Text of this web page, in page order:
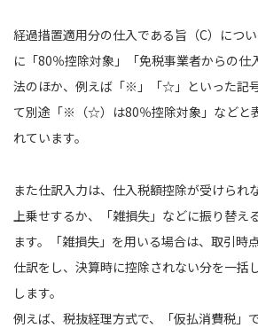
経過措置適用分の仕入である旨（C）につ
に「80％控除対象」「免税事業者からの仕
法のほか、例えば「※」「☆」といった記
て別途「※（☆）は80％控除対象」などと
れています。
また仕訳入力は、仕入税額控除が受けられ
上乗せするか、「雑損失」などに振り替え
ます。「雑損失」を用いる場合は、取引時
仕訳をし、決算時に控除されない分を一括
します。
例えば、税抜経理方式で、「仮払消費税」